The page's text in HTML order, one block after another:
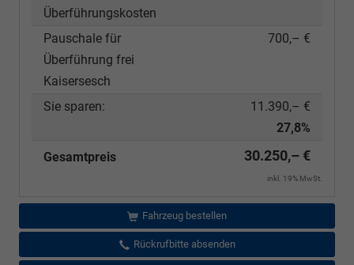
Überführungskosten
Pauschale für
Überführung frei
Kaisersesch
700,– €
Sie sparen:
11.390,– €
27,8%
Gesamtpreis
30.250,– €
inkl. 19% MwSt.
Fahrzeug bestellen
Rückrufbitte absenden